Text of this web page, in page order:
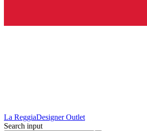
La ReggiaDesigner Outlet
Search input